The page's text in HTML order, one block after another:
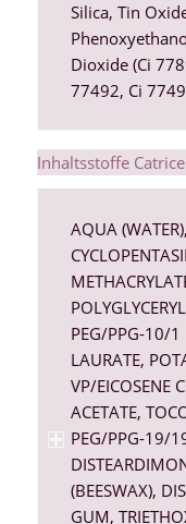
Silica, Tin
Dioxide (Ci
77492, Ci
Inhaltsstoffe
AQUA
PEG/PPG-10/1
LAURATE,
VP/EICOSENE
ACETATE,
PEG/PPG-19/
(BEESWAX),
GUM,